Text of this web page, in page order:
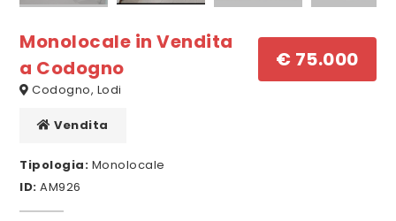
Monolocale in Vendita
a Codogno
Codogno, Lodi
€ 75.000
Vendita
Tipologia: Monolocale
ID: AM926